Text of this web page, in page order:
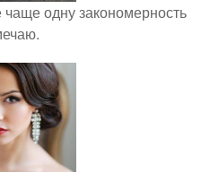
одну закономерность